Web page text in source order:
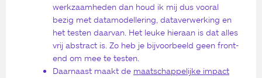
werkzaamheden dan houd ik mij dus vooral
bezig met datamodellering, dataverwerking en
het testen daarvan. Het leuke hieraan is dat alles
vrij abstract is. Zo heb je bijvoorbeeld geen front-
end om mee te testen.
Daarnaast maakt de maatschappelijke impact